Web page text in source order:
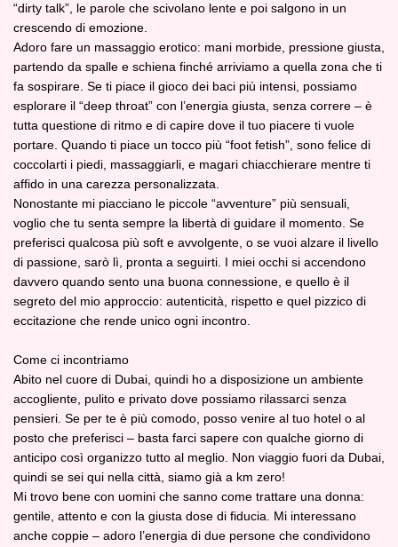
“dirty talk”, le parole che scivolano lente e poi salgono in un
crescendo di emozione.
Adoro fare un massaggio erotico: mani morbide, pressione giusta,
partendo da spalle e schiena finché arriviamo a quella zona che ti
fa sospirare. Se ti piace il gioco dei baci più intensi, possiamo
esplorare il “deep throat” con l’energia giusta, senza correre – è
tutta questione di ritmo e di capire dove il tuo piacere ti vuole
portare. Quando ti piace un tocco più “foot fetish”, sono felice di
coccolarti i piedi, massaggiarli, e magari chiacchierare mentre ti
affido in una carezza personalizzata.
Nonostante mi piacciano le piccole “avventure” più sensuali,
voglio che tu senta sempre la libertà di guidare il momento. Se
preferisci qualcosa più soft e avvolgente, o se vuoi alzare il livello
di passione, sarò lì, pronta a seguirti. I miei occhi si accendono
davvero quando sento una buona connessione, e quello è il
segreto del mio approccio: autenticità, rispetto e quel pizzico di
eccitazione che rende unico ogni incontro.
Come ci incontriamo
Abito nel cuore di Dubai, quindi ho a disposizione un ambiente
accogliente, pulito e privato dove possiamo rilassarci senza
pensieri. Se per te è più comodo, posso venire al tuo hotel o al
posto che preferisci – basta farci sapere con qualche giorno di
anticipo così organizzo tutto al meglio. Non viaggio fuori da Dubai,
quindi se sei qui nella città, siamo già a km zero!
Mi trovo bene con uomini che sanno come trattare una donna:
gentile, attento e con la giusta dose di fiducia. Mi interessano
anche coppie – adoro l’energia di due persone che condividono